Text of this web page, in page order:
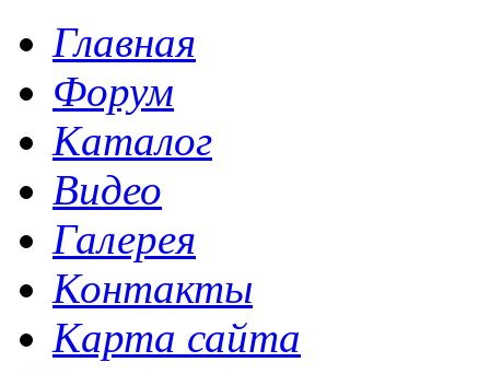
Главная
Форум
Каталог
Видео
Галерея
Контакты
Карта сайта